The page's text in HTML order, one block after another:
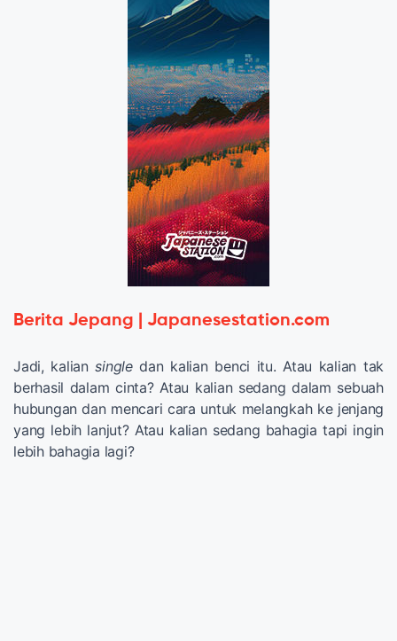
Berita Jepang | Japanesestation.com
Jadi, kaliansingledan kalian benci itu. Atau kalian tak
berhasil dalam cinta? Atau kalian sedang dalam sebuah
hubungan dan mencari cara untuk melangkah ke jenjang
yang lebih lanjut? Atau kalian sedang bahagia tapi ingin
lebih bahagia lagi?